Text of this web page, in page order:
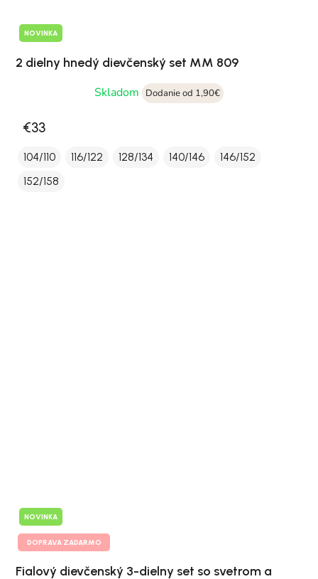
NOVINKA
2 dielny hnedý dievčenský set MM 809
Skladom
Dodanie od 1,90€
€33
104/110 116/122 128/134 140/146
146/152
152/158
NOVINKA
DOPRAVA ZADARMO
Fialový dievčenský 3-dielny set so svetrom a